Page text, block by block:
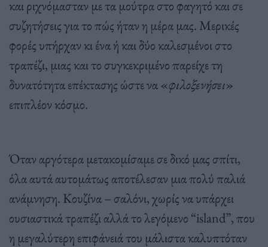
και ριχνόμασταν με τα μούτρα στο φαγητό και σε
συζητήσεις για το πώς ήταν η μέρα μας. Μερικές
φορές υπήρχαν κι ένα ή και δύο καλεσμένοι στο
τραπέζι, μιας και το συγκεκριμένο παρείχε τη
δυνατότητα επέκτασης ώστε να «φιλοξενήσει»
επιπλέον κόσμο.
Όταν αργότερα μετακομίσαμε σε δικό μας σπίτι,
όλα αυτά αυτομάτως αποτέλεσαν μια πολύ παλιά
ανάμνηση. Κουζίνα – σαλόνι, χωρίς να υπάρχει
ουσιαστικά τραπέζι αλλά το λεγόμενο “island”, που
η μεγαλύτερη επιφάνειά του μάλιστα καλυπτόταν